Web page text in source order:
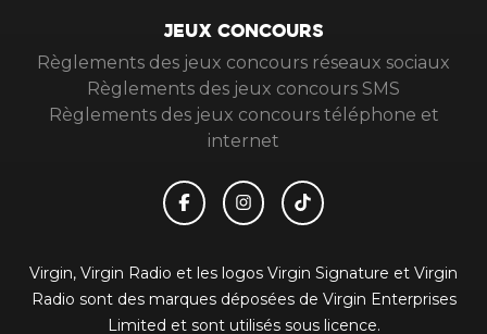
JEUX CONCOURS
Règlements des jeux concours réseaux sociaux
Règlements des jeux concours SMS
Règlements des jeux concours téléphone et
internet
Virgin, Virgin Radio et les logos Virgin Signature et Virgin
Radio sont des marques déposées de Virgin Enterprises
Limited et sont utilisés sous licence.